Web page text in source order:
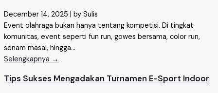
December 14, 2025 | by Sulis
Event olahraga bukan hanya tentang kompetisi. Di tingkat
komunitas, event seperti fun run, gowes bersama, color run,
senam masal, hingga...
Selengkapnya →
Tips Sukses Mengadakan Turnamen E-Sport Indoor